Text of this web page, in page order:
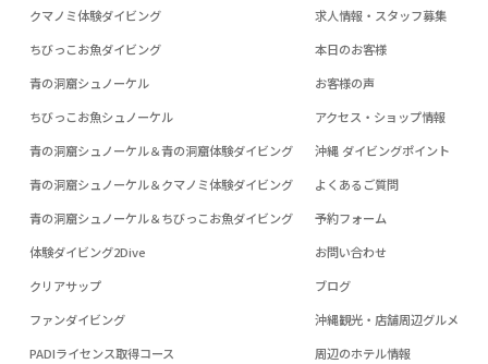
クマノミ体験ダイビング
ちびっこお魚ダイビング
青の洞窟シュノーケル
ちびっこお魚シュノーケル
青の洞窟シュノーケル＆青の洞窟体験ダイビング
青の洞窟シュノーケル＆クマノミ体験ダイビング
青の洞窟シュノーケル＆ちびっこお魚ダイビング
体験ダイビング2Dive
クリアサップ
ファンダイビング
PADIライセンス取得コース
求人情報・スタッフ募集
本日のお客様
お客様の声
アクセス・ショップ情報
沖縄 ダイビングポイント
よくあるご質問
予約フォーム
お問い合わせ
ブログ
沖縄観光・店舗周辺グルメ
周辺のホテル情報